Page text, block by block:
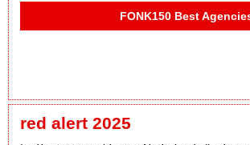
FONK150 Best
red alert 2025